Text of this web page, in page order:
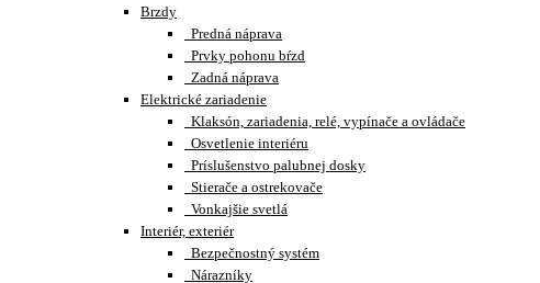
Brzdy
Predná náprava
Prvky pohonu bŕzd
Zadná náprava
Elektrické zariadenie
Klaksón, zariadenia, relé, vypínače a ovládače
Osvetlenie interiéru
Príslušenstvo palubnej dosky
Stierače a ostrekovače
Vonkajšie svetlá
Interiér, exteriér
Bezpečnostný systém
Nárazníky